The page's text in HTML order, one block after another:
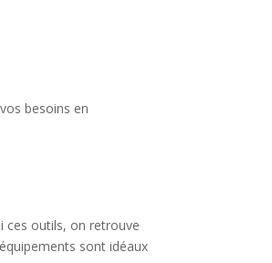
besoins en
ces outils, on retrouve
sont idéaux